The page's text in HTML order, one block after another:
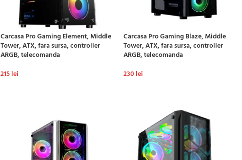
Carcasa Pro Gaming Element, Middle
Tower, ATX, fara sursa, controller
ARGB, telecomanda
215lei
Carcasa Pro Gaming Blaze, Middle
Tower, ATX, fara sursa, controller
ARGB, telecomanda
230 lei